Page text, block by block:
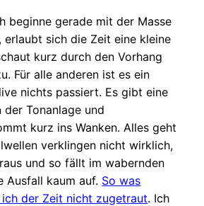
beginne gerade mit der Masse
erlaubt sich die Zeit eine kleine
kurz durch den Vorhang
Für alle anderen ist es ein
nichts passiert. Es gibt eine
Tonanlage und
kurz ins Wanken. Alles geht
verklingen nicht wirklich,
und so fällt im wabernden
Ausfall kaum auf. So was
der Zeit nicht zugetraut. Ich